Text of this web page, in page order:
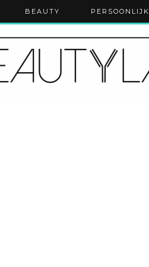
BEAUTY PERSOONLIJK